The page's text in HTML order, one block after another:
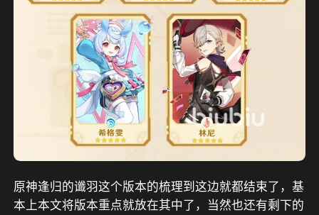
原神逢归的谶羽这个版本的梳理到这边就都结束了，基
本上本文将版本重点就放在其中了，当然也还有剩下的